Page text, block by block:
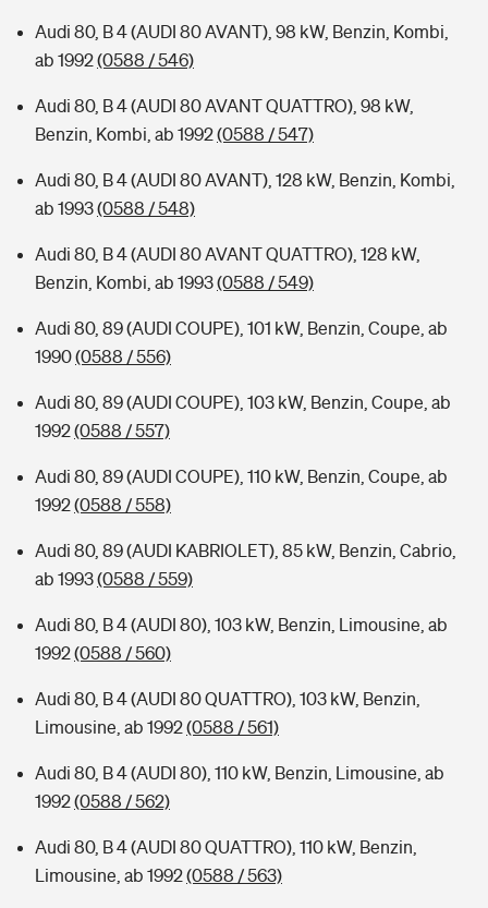
Audi 80, B 4 (AUDI 80 AVANT), 98 kW, Benzin, Kombi,
ab 1992(0588 / 546)
Audi 80, B 4 (AUDI 80 AVANT QUATTRO), 98 kW,
Benzin, Kombi, ab 1992(0588 / 547)
Audi 80, B 4 (AUDI 80 AVANT), 128 kW, Benzin, Kombi,
ab 1993(0588 / 548)
Audi 80, B 4 (AUDI 80 AVANT QUATTRO), 128 kW,
Benzin, Kombi, ab 1993(0588 / 549)
Audi 80, 89 (AUDI COUPE), 101 kW, Benzin, Coupe, ab
1990(0588 / 556)
Audi 80, 89 (AUDI COUPE), 103 kW, Benzin, Coupe, ab
1992(0588 / 557)
Audi 80, 89 (AUDI COUPE), 110 kW, Benzin, Coupe, ab
1992(0588 / 558)
Audi 80, 89 (AUDI KABRIOLET), 85 kW, Benzin, Cabrio,
ab 1993(0588 / 559)
Audi 80, B 4 (AUDI 80), 103 kW, Benzin, Limousine, ab
1992(0588 / 560)
Audi 80, B 4 (AUDI 80 QUATTRO), 103 kW, Benzin,
Limousine, ab 1992(0588 / 561)
Audi 80, B 4 (AUDI 80), 110 kW, Benzin, Limousine, ab
1992(0588 / 562)
Audi 80, B 4 (AUDI 80 QUATTRO), 110 kW, Benzin,
Limousine, ab 1992(0588 / 563)